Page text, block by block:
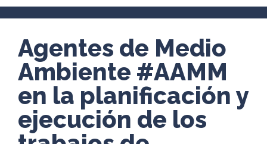
Agentes de Medio
Ambiente #AAMM
en la planificación y
ejecución de los